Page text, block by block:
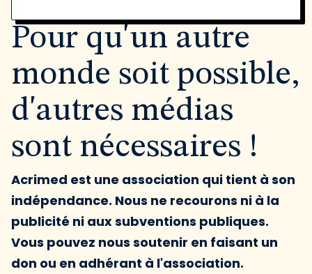
Pour qu'un autre
monde soit possible,
d'autres médias
sont nécessaires !
Acrimed est une association qui tient à son
indépendance. Nous ne recourons ni à la
publicité ni aux subventions publiques.
Vous pouvez nous soutenir en faisant un
don ou en adhérant à l'association.